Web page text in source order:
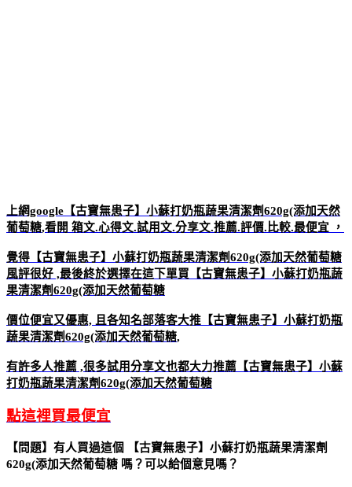
上網google 【古寶無患子】小蘇打奶瓶蔬果清潔劑620g(添加天然
葡萄糖,看開 箱文.心得文.試用文.分享文.推薦.評價.比較.最便宜 ，
覺得 【古寶無患子】小蘇打奶瓶蔬果清潔劑620g(添加天然葡萄糖
風評很好 ,最後終於選擇在這下單買 【古寶無患子】小蘇打奶瓶蔬
果清潔劑620g(添加天然葡萄糖
價位便宜又優惠, 且各知名部落客大推 【古寶無患子】小蘇打奶瓶
蔬果清潔劑620g(添加天然葡萄糖,
有許多人推薦 ,很多試用分享文也都大力推薦 【古寶無患子】小蘇
打奶瓶蔬果清潔劑620g(添加天然葡萄糖
點這裡買最便宜
【問題】有人買過這個 【古寶無患子】小蘇打奶瓶蔬果清潔劑
620g(添加天然葡萄糖 嗎？可以給個意見嗎？